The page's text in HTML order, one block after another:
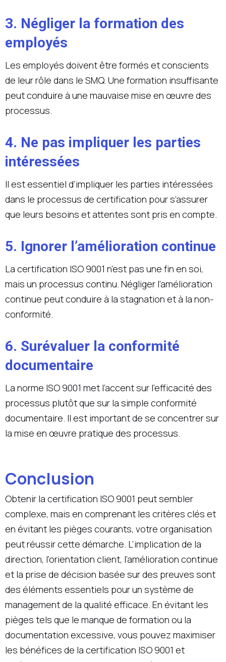
3. Négliger la formation des
employés
Les employés doivent être formés et conscients
de leur rôle dans le SMQ. Une formation insuffisante
peut conduire à une mauvaise mise en œuvre des
processus.
4. Ne pas impliquer les parties
intéressées
Il est essentiel d’impliquer les parties intéressées
dans le processus de certification pour s’assurer
que leurs besoins et attentes sont pris en compte.
5. Ignorer l’amélioration continue
La certification ISO 9001 n’est pas une fin en soi,
mais un processus continu. Négliger l’amélioration
continue peut conduire à la stagnation et à la non-
conformité.
6. Surévaluer la conformité
documentaire
La norme ISO 9001 met l’accent sur l’efficacité des
processus plutôt que sur la simple conformité
documentaire. Il est important de se concentrer sur
la mise en œuvre pratique des processus.
Conclusion
Obtenir la certification ISO 9001 peut sembler
complexe, mais en comprenant les critères clés et
en évitant les pièges courants, votre organisation
peut réussir cette démarche. L’implication de la
direction, l’orientation client, l’amélioration continue
et la prise de décision basée sur des preuves sont
des éléments essentiels pour un système de
management de la qualité efficace. En évitant les
pièges tels que le manque de formation ou la
documentation excessive, vous pouvez maximiser
les bénéfices de la certification ISO 9001 et